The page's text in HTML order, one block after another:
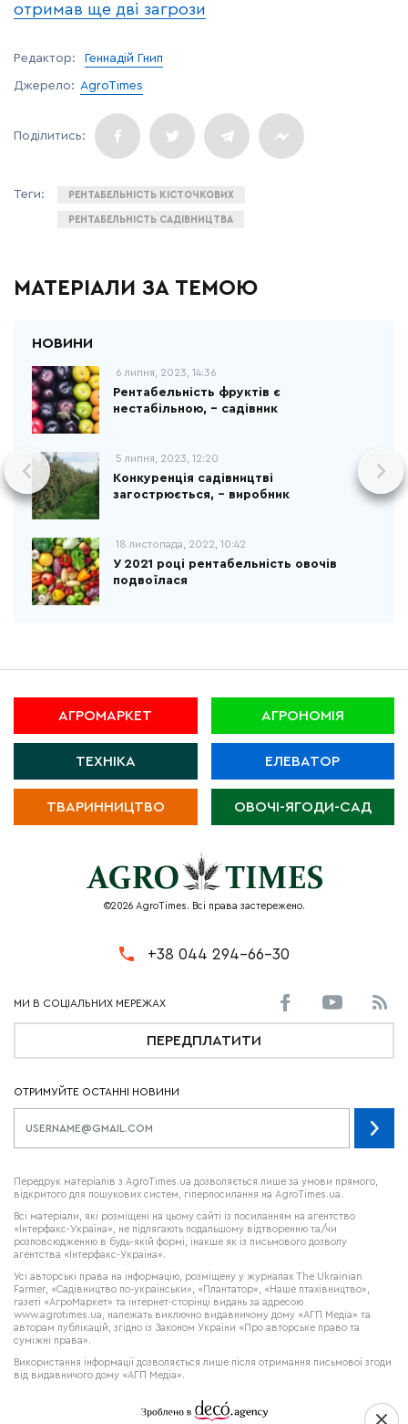
отримав ще дві загрози
Редактор: Геннадій Гнип
Джерело: AgroTimes
РЕНТАБЕЛЬНІСТЬ КІСТОЧКОВИХ
РЕНТАБЕЛЬНІСТЬ САДІВНИЦТВА
МАТЕРІАЛИ ЗА ТЕМОЮ
6 липня, 2023, 14:36
Рентабельність фруктів є
нестабільною, – садівник
5 липня, 2023, 12:20
Конкуренція садівництві
загострюється, – виробник
18 листопада, 2022, 10:42
У 2021 році рентабельність овочів
подвоїлася
АГРОМАРКЕТ АГРОНОМІЯ
ТЕХНІКА ЕЛЕВАТОР
ТВАРИННИЦТВО ОВОЧІ-ЯГОДИ-САД
©2026 AgroTimes. Всі права застережено.
+38 044 294-66-30
ПЕРЕДПЛАТИТИ
ОТРИМУЙТЕ ОСТАННІ НОВИНИ
Передрук матеріалів з AgroTimes.ua дозволяється лише за умови прямого,
відкритого для пошукових систем, гіперпосилання на AgroTimes.ua.
Всі матеріали, які розміщені на цьому сайті із посиланням на агентство
«Інтерфакс-Україна», не підлягають подальшому відтворенню та/чи
розповсюдженню в будь-якій формі, інакше як із письмового дозволу
агентства «Інтерфакс-Україна».
Усі авторські права на інформацію, розміщену у журналах The Ukrainian
Farmer, «Садівництво по-українськи», «Плантатор», «Наше птахівництво»,
газеті «АгроМаркет» та інтернет-сторінці видань за адресою
www.agrotimes.ua, належать виключно видавничому дому «АГП Медіа» та
авторам публікацій, згідно із Законом України «Про авторське право та
суміжні права».
Використання інформації дозволяється лише після отримання письмової згоди
від видавничого дому «АГП Медіа».